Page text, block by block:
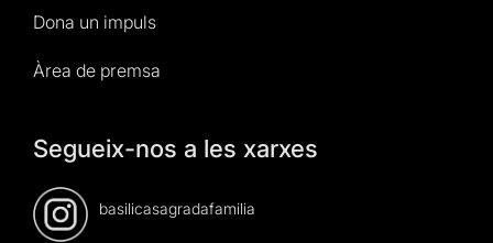
Dona un impuls
Àrea de premsa
Segueix-nos a les xarxes
basilicasagradafamilia